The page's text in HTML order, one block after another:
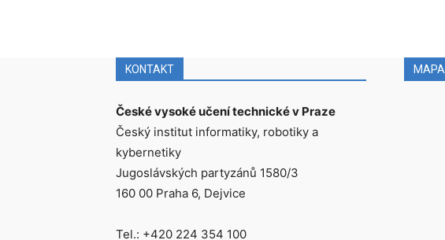
KONTAKT
České vysoké učení technické v Praze
Český institut informatiky, robotiky a
kybernetiky
Jugoslávských partyzánů 1580/3
160 00 Praha 6, Dejvice
Tel.: +420 224 354 100
MAPA